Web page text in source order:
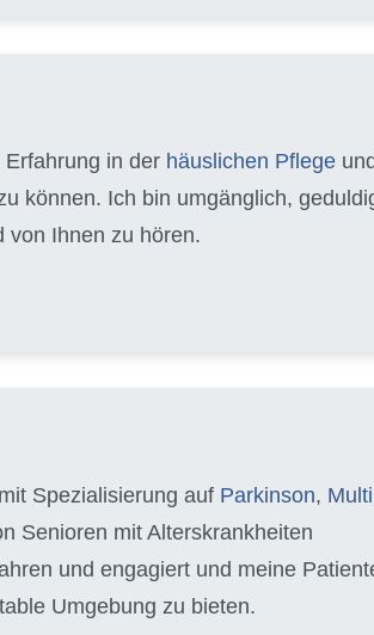
in der häuslichen Pflege
können. Ich bin umgänglich,
von Ihnen zu hören.
mit Spezialisierung auf Parkinson,
Senioren mit Alterskrankheiten
und engagiert und meine
Umgebung zu bieten.